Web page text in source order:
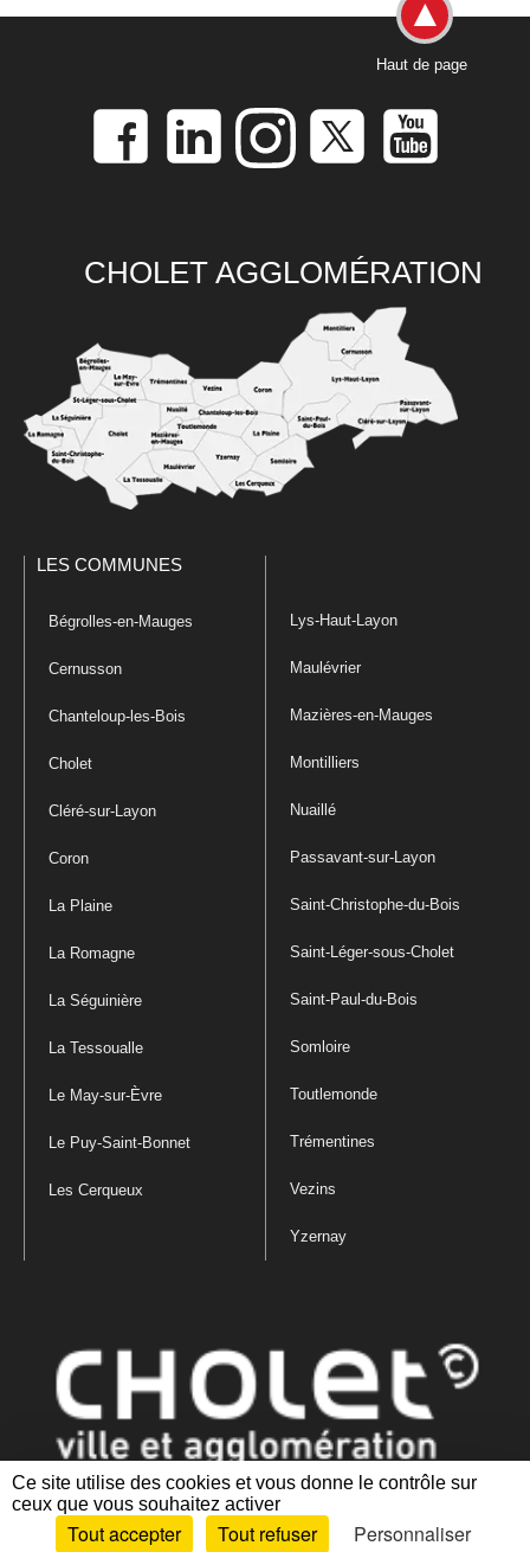
Ce site utilise des cookies et vous donne le contrôle sur
ceux que vous souhaitez activer
Tout accepter Tout refuser Personnaliser
Haut de page
CHOLET AGGLOMÉRATION
LES COMMUNES
Bégrolles-en-Mauges
Cernusson
Chanteloup-les-Bois
Cholet
Cléré-sur-Layon
Coron
La Plaine
La Romagne
La Séguinière
La Tessoualle
Le May-sur-Èvre
Le Puy-Saint-Bonnet
Les Cerqueux
Lys-Haut-Layon
Maulévrier
Mazières-en-Mauges
Montilliers
Nuaillé
Passavant-sur-Layon
Saint-Christophe-du-Bois
Saint-Léger-sous-Cholet
Saint-Paul-du-Bois
Somloire
Toutlemonde
Trémentines
Vezins
Yzernay
Mentions légales|Politique de confidentialité
des cookies |Plan du site Accessibilité : partiellement conforme